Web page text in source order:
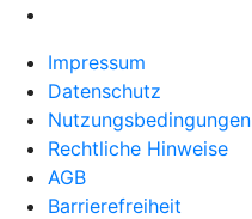
Impressum
Datenschutz
Nutzungsbedingungen
Rechtliche Hinweise
AGB
Barrierefreiheit